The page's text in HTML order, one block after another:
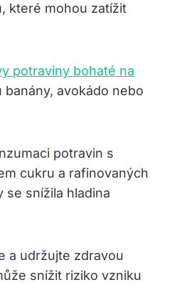
které mohou zatížit
potraviny bohaté na
banány, avokádo nebo
potravin s
cukru a rafinovaných
se snížila hladina
a udržujte zdravou
snížit riziko vzniku